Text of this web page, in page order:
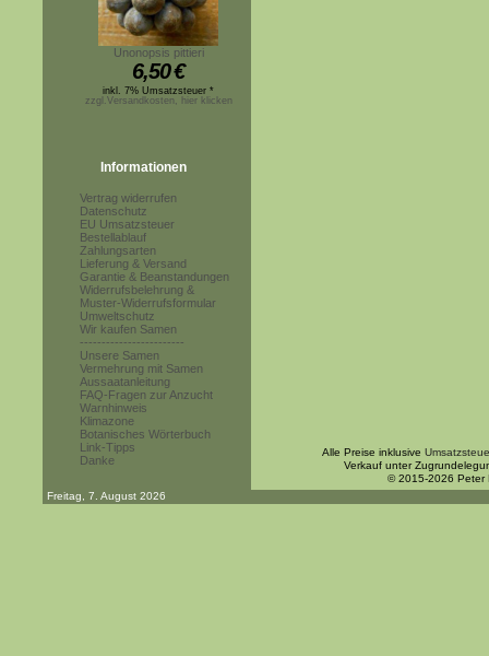
Unonopsis pittieri
6,50€
inkl. 7% Umsatzsteuer *
zzgl.Versandkosten, hier klicken
Informationen
Vertrag widerrufen
Datenschutz
EU Umsatzsteuer
Bestellablauf
Zahlungsarten
Lieferung & Versand
Garantie & Beanstandungen
Widerrufsbelehrung &
Muster-Widerrufsformular
Umweltschutz
Wir kaufen Samen
------------------------
Unsere Samen
Vermehrung mit Samen
Aussaatanleitung
FAQ-Fragen zur Anzucht
Warnhinweis
Klimazone
Botanisches Wörterbuch
Link-Tipps
Danke
Alle Preise inklusive
Verkauf unter
© 2015-2026 Peter
Freitag, 7. August 2026